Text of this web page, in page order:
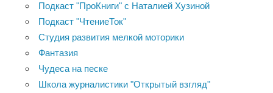
Подкаст "ПроКниги" с Наталией Хузиной
Подкаст "ЧтениеТок"
Студия развития мелкой моторики
Фантазия
Чудеса на песке
Школа журналистики "Открытый взгляд"